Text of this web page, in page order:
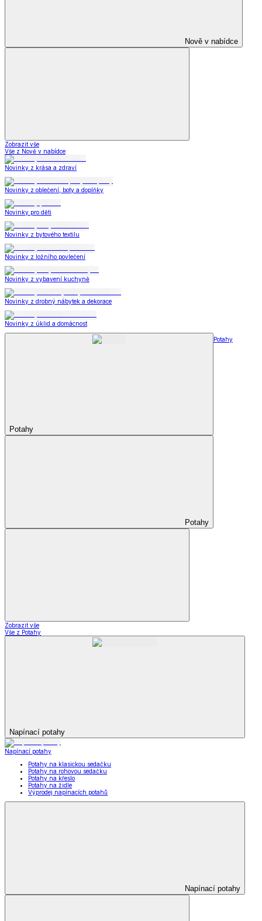
Nově v nabídce
Zobrazit vše
Vše z Nově v nabídce
Novinky z krása a zdraví
Novinky z oblečení, boty a doplňky
Novinky pro děti
Novinky z bytového textilu
Novinky z ložního povlečení
Novinky z vybavení kuchyně
Novinky z drobný nábytek a dekorace
Novinky z úklid a domácnost
Potahy
Potahy
Potahy
Zobrazit vše
Vše z Potahy
Napínací potahy
Napínací potahy
Potahy na klasickou sedačku
Potahy na rohovou sedačku
Potahy na křeslo
Potahy na židle
Výprodej napínacích potahů
Napínací potahy